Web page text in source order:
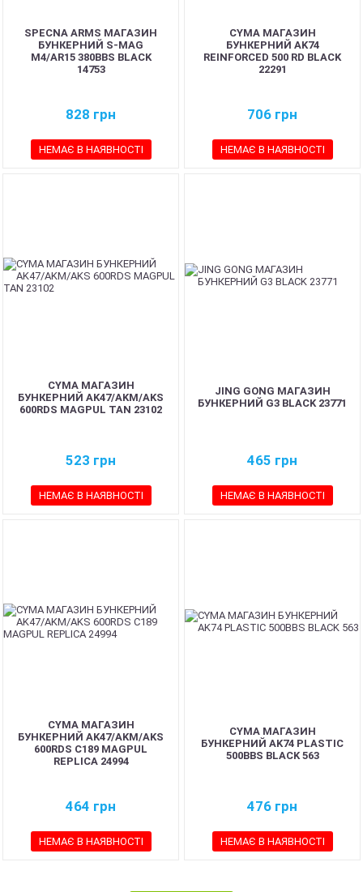
SPECNA ARMS МАГАЗИН
БУНКЕРНИЙ S-MAG
M4/AR15 380BBS BLACK
14753
828 грн
НЕМАЄ В НАЯВНОСТІ
CYMA МАГАЗИН
БУНКЕРНИЙ AK74
REINFORCED 500 RD BLACK
22291
706 грн
НЕМАЄ В НАЯВНОСТІ
CYMA МАГАЗИН
БУНКЕРНИЙ AK47/AKM/AKS
600RDS MAGPUL TAN 23102
523 грн
НЕМАЄ В НАЯВНОСТІ
JING GONG МАГАЗИН
БУНКЕРНИЙ G3 BLACK 23771
465 грн
НЕМАЄ В НАЯВНОСТІ
CYMA МАГАЗИН
БУНКЕРНИЙ AK47/AKM/AKS
600RDS C189 MAGPUL
REPLICA 24994
464 грн
НЕМАЄ В НАЯВНОСТІ
CYMA МАГАЗИН
БУНКЕРНИЙ AK74 PLASTIC
500BBS BLACK 563
476 грн
НЕМАЄ В НАЯВНОСТІ